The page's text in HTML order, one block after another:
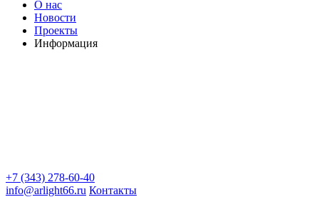
О нас
Новости
Проекты
Информация
+7 (343) 278-60-40
info@arlight66.ru Контакты